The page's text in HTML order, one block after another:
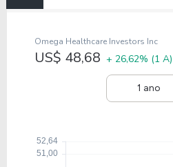
1 ano
Omega Healthcare Investors Inc
US$ 48,68 + 26,62% (1 A)